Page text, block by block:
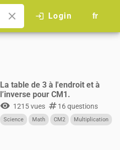
close login Login fr
La table de 3 à l'endroit et à
l’inverse pour CM1.
visibility 1215 vues numbers16 questions
Science Math CM2 Multiplication